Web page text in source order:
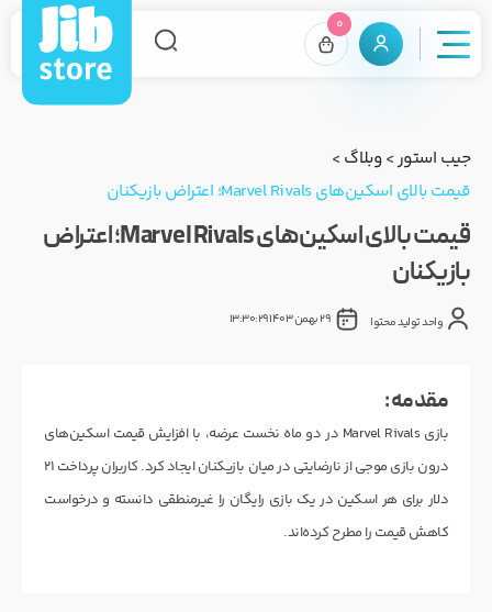
0
جیب استور>وبلاگ >
قیمت بالای اسکین‌های Marvel Rivals؛ اعتراض بازیکنان
قیمت بالای اسکین‌های Marvel Rivals؛ اعتراض
بازیکنان
واحد تولید محتوا 29 بهمن 1403 13:30:29
مقدمه :
بازی Marvel Rivals در دو ماه نخست عرضه، با افزایش قیمت اسکین‌های
درون‌ بازی موجی از نارضایتی در میان بازیکنان ایجاد کرد. کاربران پرداخت ۲۱
دلار برای هر اسکین در یک بازی رایگان را غیرمنطقی دانسته و درخواست
کاهش قیمت را مطرح کرده‌اند.